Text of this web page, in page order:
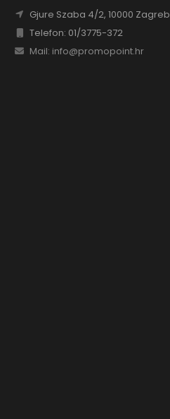
Gjure Szaba 4/2, 10000 Zagreb
Telefon: 01/3775-372
Mail: info@promopoint.hr